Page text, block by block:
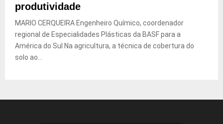
produtividade
MARIO CERQUEIRA Engenheiro Químico, coordenador
regional de Especialidades Plásticas da BASF para a
América do Sul Na agricultura, a técnica de cobertura do
solo ao...